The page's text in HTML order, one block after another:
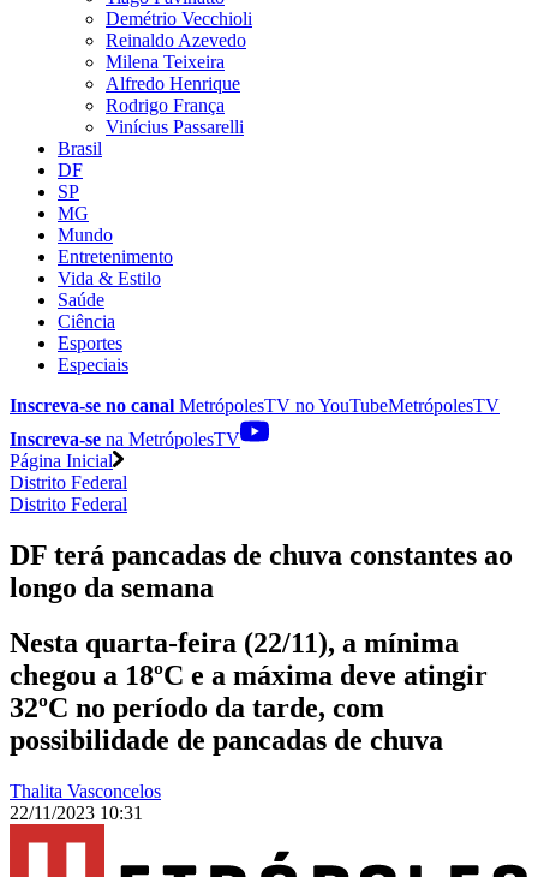
Demétrio Vecchioli
Reinaldo Azevedo
Milena Teixeira
Alfredo Henrique
Rodrigo França
Vinícius Passarelli
Brasil
DF
SP
MG
Mundo
Entretenimento
Vida & Estilo
Saúde
Ciência
Esportes
Especiais
Inscreva-se no canal MetrópolesTV noYouTubeMetrópolesTV
Inscreva-se na MetrópolesTV
Página Inicial
Distrito Federal
Distrito Federal
DF terá pancadas de chuva constantes ao
longo da semana
Nesta quarta-feira (22/11), a mínima
chegou a 18ºC e a máxima deve atingir
32ºC no período da tarde, com
possibilidade de pancadas de chuva
Thalita Vasconcelos
22/11/2023 10:31